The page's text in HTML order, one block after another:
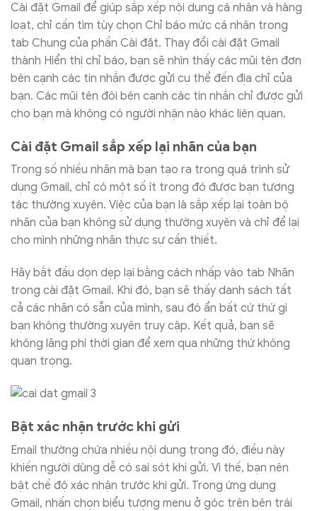
Cài đặt Gmail để giúp sắp xếp nội dung cá nhân và hàng
loạt, chỉ cần tìm tùy chọn Chỉ báo mức cá nhân trong
tab Chung của phần Cài đặt. Thay đổi cài đặt Gmail
thành Hiển thị chỉ báo, bạn sẽ nhìn thấy các mũi tên đơn
bên cạnh các tin nhắn được gửi cụ thể đến địa chỉ của
bạn. Các mũi tên đôi bên cạnh các tin nhắn chỉ được gửi
cho bạn mà không có người nhận nào khác liên quan.
Cài đặt Gmail sắp xếp lại nhãn của bạn
Trong số nhiều nhãn mà bạn tạo ra trong quá trình sử
dụng Gmail, chỉ có một số ít trong đó được bạn tương
tác thường xuyên. Việc của bạn là sắp xếp lại toàn bộ
nhãn của bạn không sử dụng thường xuyên và chỉ để lại
cho mình những nhãn thực sự cần thiết.
Hãy bắt đầu dọn dẹp lại bằng cách nhấp vào tab Nhãn
trong cài đặt Gmail. Khi đó, bạn sẽ thấy danh sách tất
cả các nhãn có sẵn của mình, sau đó ẩn bất cứ thứ gì
bạn không thường xuyên truy cập. Kết quả, bạn sẽ
không lãng phí thời gian để xem qua những thứ không
quan trọng.
Bật xác nhận trước khi gửi
Email thường chứa nhiều nội dung trong đó, điều này
khiến người dùng dễ có sai sót khi gửi. Vì thế, bạn nên
bật chế độ xác nhận trước khi gửi. Trong ứng dụng
Gmail, nhấn chọn biểu tượng menu ở góc trên bên trái